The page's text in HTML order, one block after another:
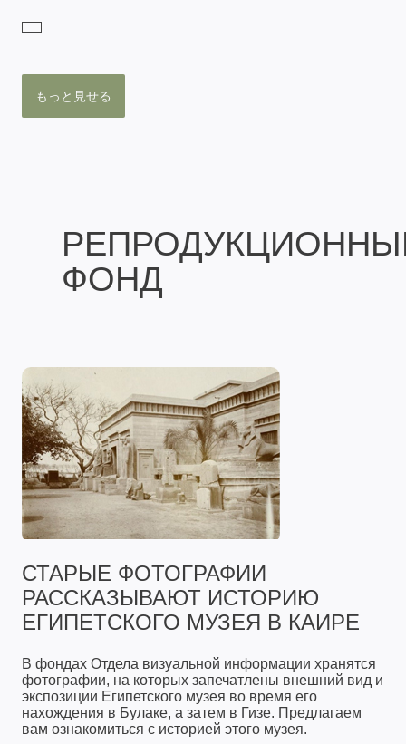
もっと見せる
ФОНД
СТАРЫЕ ФОТОГРАФИИ
РАССКАЗЫВАЮТ ИСТОРИЮ
ЕГИПЕТСКОГО МУЗЕЯ В КАИРЕ
В фондах Отдела визуальной информации хранятся
фотографии, на которых запечатлены внешний вид и
экспозиции Египетского музея во время его
нахождения в Булаке, а затем в Гизе. Предлагаем
вам ознакомиться с историей этого музея.